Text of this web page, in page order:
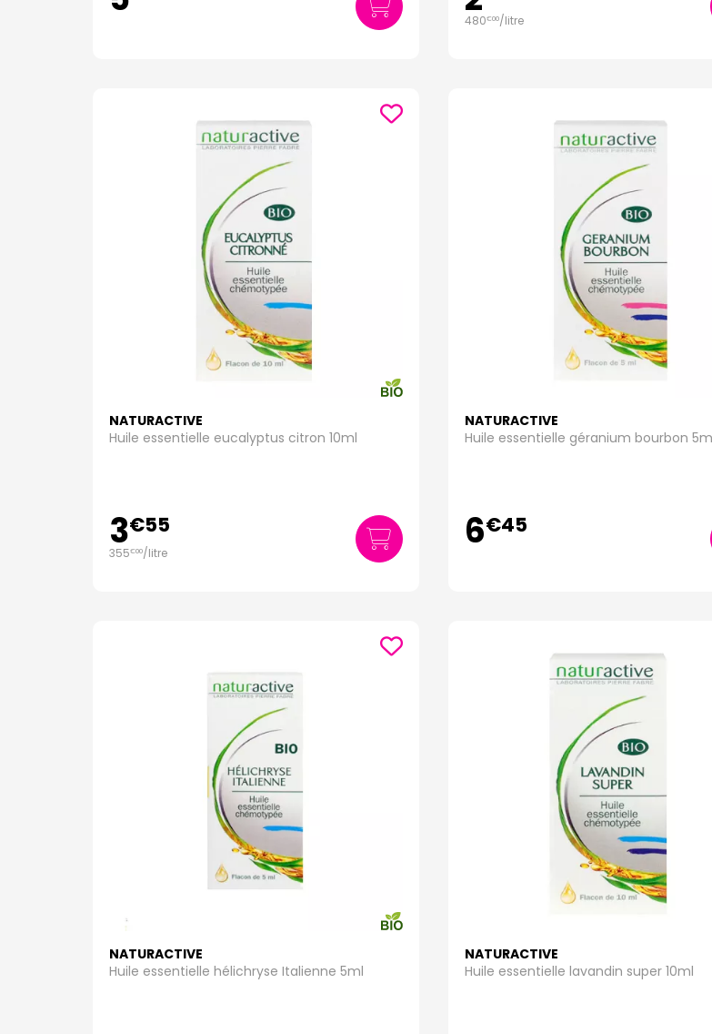
480€00/litre
NATURACTIVE
Huile essentielle eucalyptus citron 10ml
3€55
355€00/litre
NATURACTIVE
Huile essentielle géranium bourbon
6€45
NATURACTIVE
Huile essentielle hélichryse Italienne 5ml
NATURACTIVE
Huile essentielle lavandin super 10ml